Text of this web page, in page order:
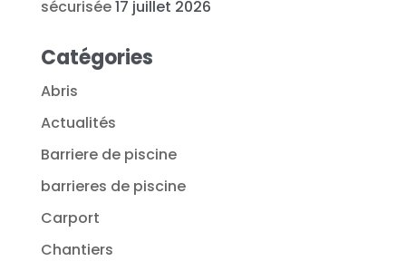
sécurisée17 juillet 2026
Catégories
Abris
Actualités
Barriere de piscine
barrieres de piscine
Carport
Chantiers